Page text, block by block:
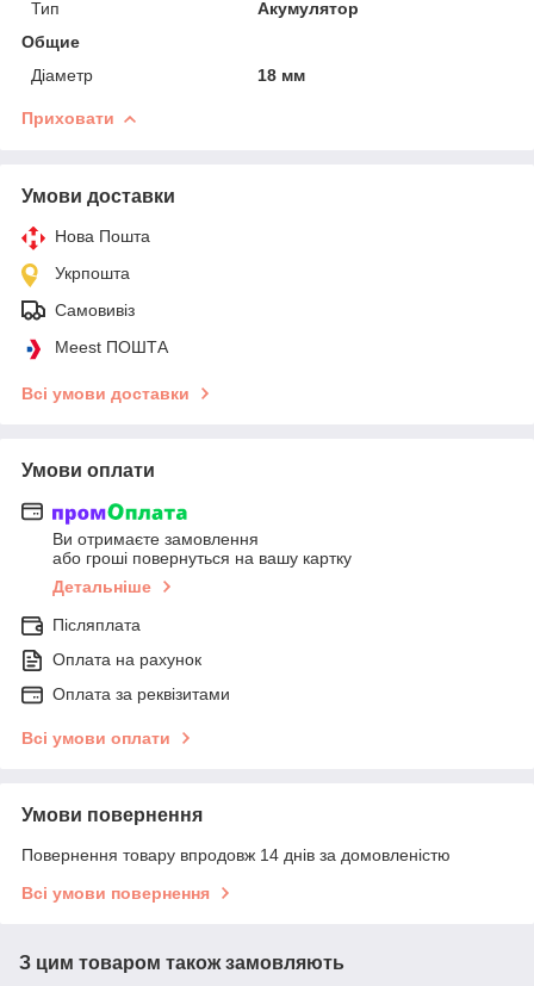
Тип
Акумулятор
Общие
Діаметр
18 мм
Приховати
Умови доставки
Нова Пошта
Укрпошта
Самовивіз
Meest ПОШТА
Всі умови доставки
Умови оплати
Ви отримаєте замовлення
або гроші повернуться на вашу картку
Детальніше
Післяплата
Оплата на рахунок
Оплата за реквізитами
Всі умови оплати
Умови повернення
Повернення товару впродовж 14 днів за домовленістю
Всі умови повернення
З цим товаром також замовляють